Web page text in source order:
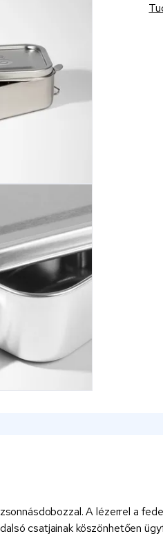
A lézerrel a
csatjainak köszönhetően